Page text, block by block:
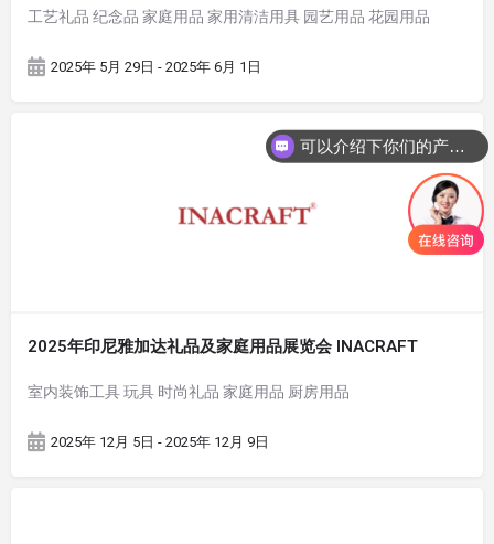
工艺礼品 纪念品 家庭用品 家用清洁用具 园艺用品 花园用品
2025年 5月 29日 - 2025年 6月 1日
2025年印尼雅加达礼品及家庭用品展览会 INACRAFT
室内装饰工具 玩具 时尚礼品 家庭用品 厨房用品
2025年 12月 5日 - 2025年 12月 9日
可以介绍下你们的产品么